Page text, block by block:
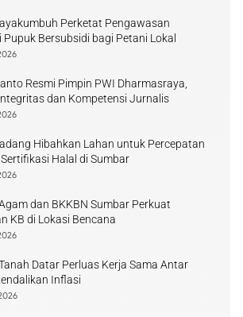
Perketat Pengawasan
Pupuk Bersubsidi bagi Petani Lokal
Resmi Pimpin PWI Dharmasraya,
dan Kompetensi Jurnalis
Hibahkan Lahan untuk Percepatan
Halal di Sumbar
dan BKKBN Sumbar Perkuat
KB di Lokasi Bencana
Datar Perluas Kerja Sama Antar
Inflasi